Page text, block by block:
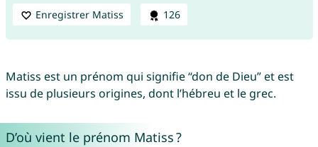
Enregistrer Matiss 126
Matiss est un prénom qui signifie “don de Dieu” et est
issu de plusieurs origines, dont l’hébreu et le grec.
D’où vient le prénom Matiss ?